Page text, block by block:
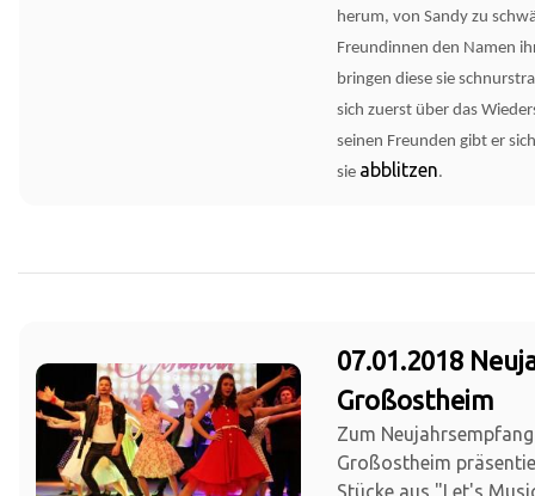
herum, von Sandy zu
Freundinnen den Namen
bringen diese sie
sich zuerst über das
seinen Freunden gibt er
sie abblitzen.
07.01.2018
Großostheim
Zum
Großostheim
Stücke aus "Let's